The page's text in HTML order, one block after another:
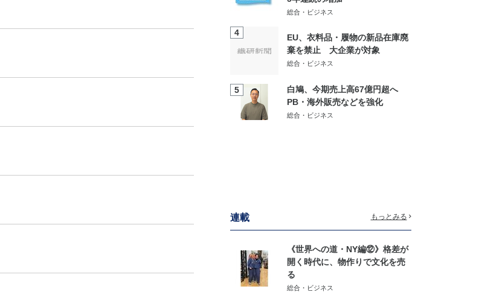
総合・ビジネス
4
EU、衣料品・履物の新品在庫廃
棄を禁止 大企業が対象
総合・ビジネス
5
白鳩、今期売上高67億円超へ
PB・海外販売などを強化
総合・ビジネス
連載 もっとみる
《世界への道・NY編⑫》格差が
開く時代に、物作りで文化を売
る
総合・ビジネス